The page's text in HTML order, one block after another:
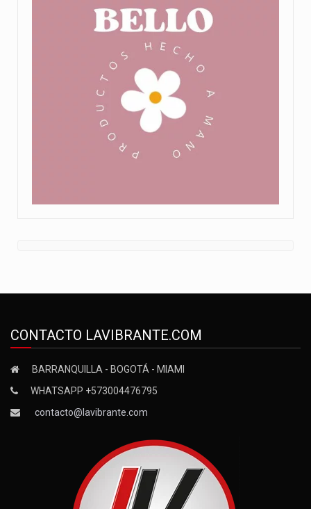
CONTACTO LAVIBRANTE.COM
BARRANQUILLA - BOGOTÁ - MIAMI
WHATSAPP +573004476795
contacto@lavibrante.com